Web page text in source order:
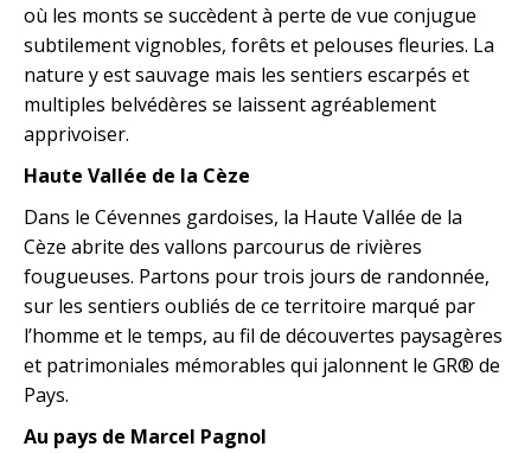
où les monts se succèdent à perte de vue conjugue
subtilement vignobles, forêts et pelouses fleuries. La
nature y est sauvage mais les sentiers escarpés et
multiples belvédères se laissent agréablement
apprivoiser.
Haute Vallée de la Cèze
Dans le Cévennes gardoises, la Haute Vallée de la
Cèze abrite des vallons parcourus de rivières
fougueuses. Partons pour trois jours de randonnée,
sur les sentiers oubliés de ce territoire marqué par
l’homme et le temps, au fil de découvertes paysagères
et patrimoniales mémorables qui jalonnent le GR® de
Pays.
Au pays de Marcel Pagnol